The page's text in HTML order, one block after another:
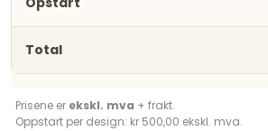
Prisene er ekskl. mva + frakt.
Oppstart per design: kr 500,00 ekskl. mva.